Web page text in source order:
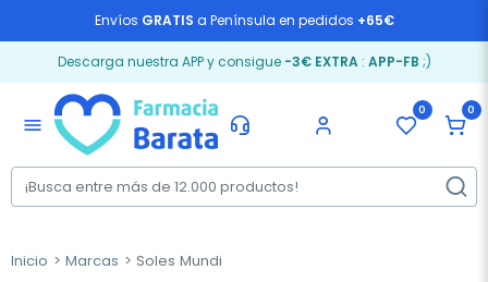
Envíos GRATIS a Península en pedidos +65€
Descarga nuestra APP y consigue -3€ EXTRA: APP-FB ;)
menu
0 0
Inicio Marcas Soles Mundi